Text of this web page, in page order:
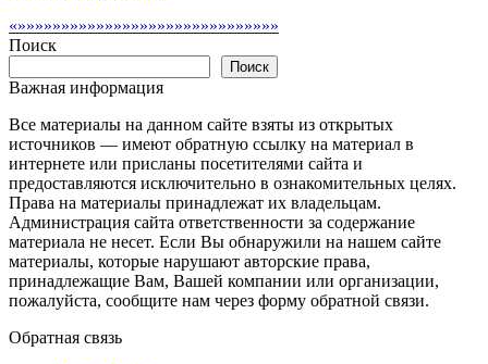
«»»»»»»»»»»»»»»»»»»»»»»»»»»»»»»
Поиск
Поиск
Важная информация
Все материалы на данном сайте взяты из открытых
источников — имеют обратную ссылку на материал в
интернете или присланы посетителями сайта и
предоставляются исключительно в ознакомительных целях.
Права на материалы принадлежат их владельцам.
Администрация сайта ответственности за содержание
материала не несет. Если Вы обнаружили на нашем сайте
материалы, которые нарушают авторские права,
принадлежащие Вам, Вашей компании или организации,
пожалуйста, сообщите нам через форму обратной связи.
Обратная связь